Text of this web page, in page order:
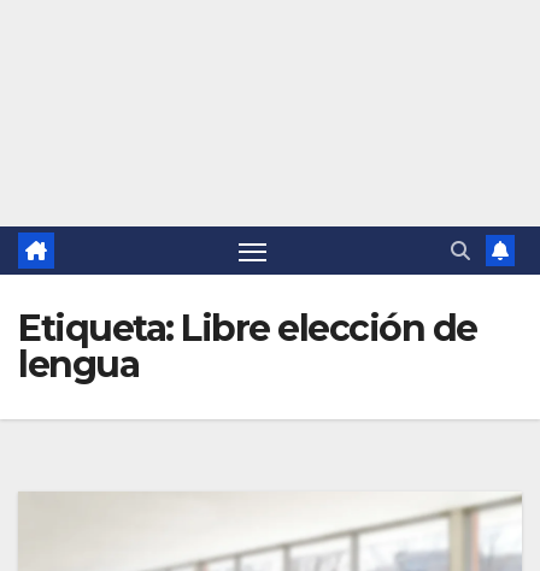
Etiqueta: Libre elección de
lengua